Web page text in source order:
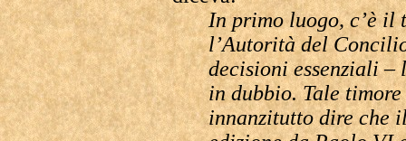
In primo luogo, c’è il
l’Autorità del
decisioni essenziali –
in dubbio. Tale
innanzitutto dire che